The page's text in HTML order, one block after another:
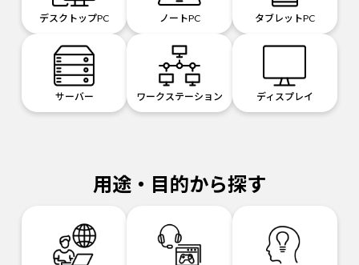
デスクトップPC ノートPC タブレットPC
サーバー ワークステーション ディスプレイ
用途・目的から探す